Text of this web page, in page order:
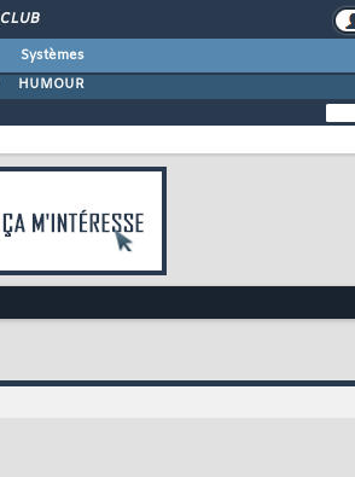
CLUB
Systèmes
HUMOUR